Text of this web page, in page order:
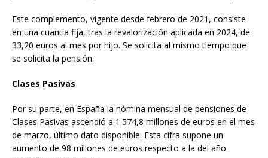
Este complemento, vigente desde febrero de 2021, consiste
en una cuantía fija, tras la revalorización aplicada en 2024, de
33,20 euros al mes por hijo. Se solicita al mismo tiempo que
se solicita la pensión.
Clases Pasivas
Por su parte, en España la nómina mensual de pensiones de
Clases Pasivas ascendió a 1.574,8 millones de euros en el mes
de marzo, último dato disponible. Esta cifra supone un
aumento de 98 millones de euros respecto a la del año